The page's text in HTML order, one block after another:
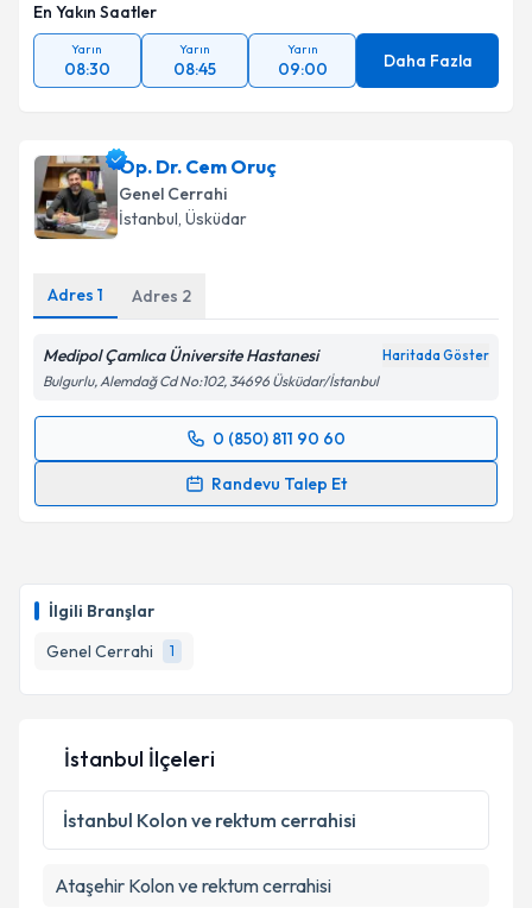
İlgili Branşlar
Genel Cerrahi
1
En Yakın Saatler
Yarın
08:30
Yarın
08:45
Yarın
09:00 Daha Fazla
Op. Dr. Cem Oruç
Genel Cerrahi
İstanbul, Üsküdar
Adres 1 Adres 2
Medipol Çamlıca Üniversite Hastanesi Haritada Göster
Bulgurlu, Alemdağ Cd No:102, 34696 Üsküdar/İstanbul
0 (850) 811 90 60
Randevu Talep Et
Randevu Takvimi Talebi
E-posta Adresiniz
Kişisel verilerimin işlenmesine ilişkin
Metni'ni okudum ve kişisel verilerimin belirtilen
kapsamda işlenmesini kabul ediyorum.
İstanbul İlçeleri
İstanbul Kolon ve rektum cerrahisi
Ataşehir Kolon ve rektum cerrahisi